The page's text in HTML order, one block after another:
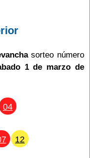
sorteo número
1 de marzo de
04
12